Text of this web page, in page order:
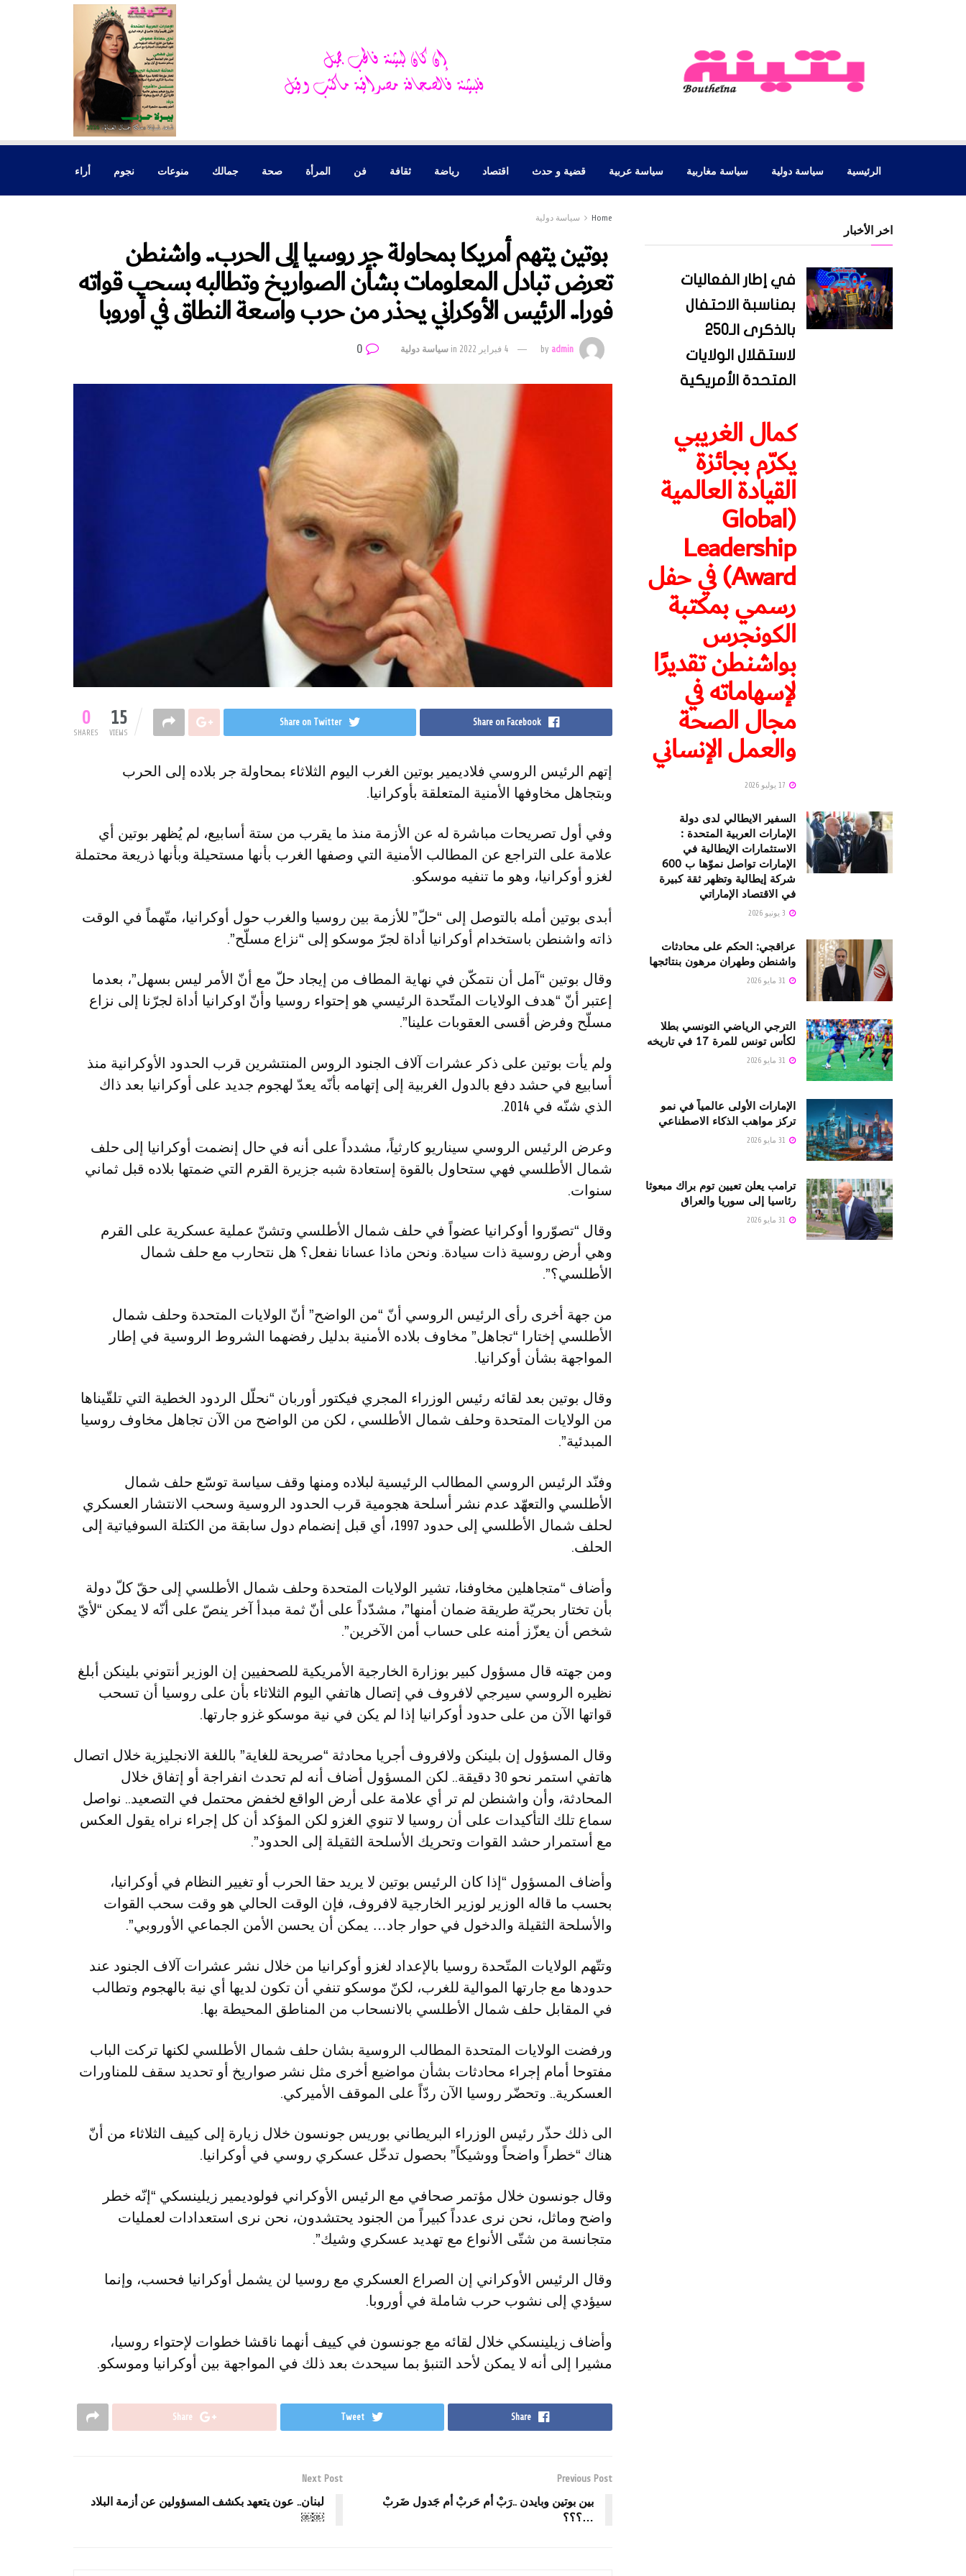
الرئيسية سياسة دولية سياسة مغاربية سياسة عربية قضية و حدث اقتصاد رياضة ثقافة فن المرأة صحة جمالك منوعات نجوم أراء
Home سياسة دولية
بوتين يتهم أمريكا بمحاولة جر روسيا إلى الحرب.. واشنطن
تعرض تبادل المعلومات بشأن الصواريخ وتطالبه بسحب قواته
فورا.. الرئيس الأوكراني يحذر من حرب واسعة النطاق في أوروبا
byadmin 4 فبراير 2022 inسياسة دولية
0
SHARES 15
VIEWS
Share on Facebook
Share on Twitter
إتهم الرئيس الروسي فلاديمير بوتين الغرب اليوم الثلاثاء بمحاولة جر بلاده إلى الحرب
وبتجاهل مخاوفها الأمنية المتعلقة بأوكرانيا.
وفي أول تصريحات مباشرة له عن الأزمة منذ ما يقرب من ستة أسابيع، لم يُظهر بوتين أي
علامة على التراجع عن المطالب الأمنية التي وصفها الغرب بأنها مستحيلة وبأنها ذريعة محتملة
لغزو أوكرانيا، وهو ما تنفيه موسكو.
أبدى بوتين أمله بالتوصل إلى “حلّ” للأزمة بين روسيا والغرب حول أوكرانيا، متّهماً في الوقت
ذاته واشنطن باستخدام أوكرانيا أداة لجرّ موسكو إلى “نزاع مسلّح”.
وقال بوتين “آمل أن نتمكّن في نهاية المطاف من إيجاد حلّ مع أنّ الأمر ليس بسهل”، بعدما
إعتبر أنّ “هدف الولايات المتّحدة الرئيسي هو إحتواء روسيا وأنّ اوكرانيا أداة لجرّنا إلى نزاع
مسلّح وفرض أقسى العقوبات علينا”.
ولم يأت بوتين على ذكر عشرات آلاف الجنود الروس المنتشرين قرب الحدود الأوكرانية منذ
أسابيع في حشد دفع بالدول الغربية إلى إتهامه بأنّه يعدّ لهجوم جديد على أوكرانيا بعد ذاك
الذي شنّه في 2014.
وعرض الرئيس الروسي سيناريو كارثياً، مشدداً على أنه في حال إنضمت أوكرانيا إلى حلف
شمال الأطلسي فهي ستحاول بالقوة إستعادة شبه جزيرة القرم التي ضمتها بلاده قبل ثماني
سنوات.
وقال “تصوّروا أوكرانيا عضواً في حلف شمال الأطلسي وتشنّ عملية عسكرية على القرم
وهي أرض روسية ذات سيادة. ونحن ماذا عسانا نفعل؟ هل نتحارب مع حلف شمال
الأطلسي؟”.
من جهة أخرى رأى الرئيس الروسي أنّ “من الواضح” أنّ الولايات المتحدة وحلف شمال
الأطلسي إختارا “تجاهل” مخاوف بلاده الأمنية بدليل رفضهما الشروط الروسية في إطار
المواجهة بشأن أوكرانيا.
وقال بوتين بعد لقائه رئيس الوزراء المجري فيكتور أوربان “نحلّل الردود الخطية التي تلقّيناها
من الولايات المتحدة وحلف شمال الأطلسي ، لكن من الواضح من الآن تجاهل مخاوف روسيا
المبدئية”.
وفنّد الرئيس الروسي المطالب الرئيسية لبلاده ومنها وقف سياسة توسّع حلف شمال
الأطلسي والتعهّد عدم نشر أسلحة هجومية قرب الحدود الروسية وسحب الانتشار العسكري
لحلف شمال الأطلسي إلى حدود 1997، أي قبل إنضمام دول سابقة من الكتلة السوفياتية إلى
الحلف.
وأضاف “متجاهلين مخاوفنا، تشير الولايات المتحدة وحلف شمال الأطلسي إلى حقّ كلّ دولة
بأن تختار بحريّة طريقة ضمان أمنها”، مشدّداً على أنّ ثمة مبدأ آخر ينصّ على أنّه لا يمكن “لأيّ
شخص أن يعزّز أمنه على حساب أمن الآخرين”.
ومن جهته قال مسؤول كبير بوزارة الخارجية الأمريكية للصحفيين إن الوزير أنتوني بلينكن أبلغ
نظيره الروسي سيرجي لافروف في إتصال هاتفي اليوم الثلاثاء بأن على روسيا أن تسحب
قواتها الآن من على حدود أوكرانيا إذا لم يكن في نية موسكو غزو جارتها.
وقال المسؤول إن بلينكن ولافروف أجريا محادثة “صريحة للغاية” باللغة الانجليزية خلال اتصال
هاتفي استمر نحو 30 دقيقة.. لكن المسؤول أضاف أنه لم تحدث انفراجة أو إتفاق خلال
المحادثة، وأن واشنطن لم تر أي علامة على أرض الواقع لخفض محتمل في التصعيد.. نواصل
سماع تلك التأكيدات على أن روسيا لا تنوي الغزو لكن المؤكد أن كل إجراء نراه يقول العكس
مع أستمرار حشد القوات وتحريك الأسلحة الثقيلة إلى الحدود”.
وأضاف المسؤول “إذا كان الرئيس بوتين لا يريد حقا الحرب أو تغيير النظام في أوكرانيا،
بحسب ما قاله الوزير لوزير الخارجية لافروف، فإن الوقت الحالي هو وقت سحب القوات
والأسلحة الثقيلة والدخول في حوار جاد… يمكن أن يحسن الأمن الجماعي الأوروبي”.
وتتّهم الولايات المتّحدة روسيا بالإعداد لغزو أوكرانيا من خلال نشر عشرات آلاف الجنود عند
حدودها مع جارتها الموالية للغرب، لكنّ موسكو تنفي أن تكون لديها أي نية بالهجوم وتطالب
في المقابل حلف شمال الأطلسي بالانسحاب من المناطق المحيطة بها.
ورفضت الولايات المتحدة المطالب الروسية بشان حلف شمال الأطلسي لكنها تركت الباب
مفتوحا أمام إجراء محادثات بشأن مواضيع أخرى مثل نشر صواريخ أو تحديد سقف للمناورات
العسكرية.. وتحضّر روسيا الآن ردّاً على الموقف الأميركي.
الى ذلك حذّر رئيس الوزراء البريطاني بوريس جونسون خلال زيارة إلى كييف الثلاثاء من أنّ
هناك “خطراً واضحاً ووشيكاً” بحصول تدخّل عسكري روسي في أوكرانيا.
وقال جونسون خلال مؤتمر صحافي مع الرئيس الأوكراني فولوديمير زيلينسكي “إنّه خطر
واضح وماثل، نحن نرى عدداً كبيراً من الجنود يحتشدون، نحن نرى استعدادات لعمليات
متجانسة من شتّى الأنواع مع تهديد عسكري وشيك”.
وقال الرئيس الأوكراني إن الصراع العسكري مع روسيا لن يشمل أوكرانيا فحسب، وإنما
سيؤدي إلى نشوب حرب شاملة في أوروبا.
وأضاف زيلينسكي خلال لقائه مع جونسون في كييف أنهما ناقشا خطوات لإحتواء روسيا،
مشيرا إلى أنه لا يمكن لأحد التنبؤ بما سيحدث بعد ذلك في المواجهة بين أوكرانيا وموسكو.
Share
Tweet
Share
Previous Post
بين بوتين وبايدن ..رَبْ أم حَربْ أم جَدول ضَربْ
…؟؟؟
Next Post
لبنان.. عون يتعهد بكشف المسؤولين عن أزمة البلاد
￼￼
اخر الأخبار
في إطار الفعاليات
بمناسبة الاحتفال
بالذكرى الـ250
لاستقلال الولايات
المتحدة الأمريكية
كمال الغريبي
يكرّم بجائزة
القيادة العالمية
(Global
Leadership
Award) في حفل
رسمي بمكتبة
الكونجرس
بواشنطن تقديرًا
لإسهاماته في
مجال الصحة
والعمل الإنساني
السفير الايطالي لدى دولة
الإمارات العربية المتحدة :
الاستثمارات الإيطالية في
الإمارات تواصل نموّها ب 600
شركة إيطالية وتظهر ثقة كبيرة
في الاقتصاد الإماراتي
عراقجي: الحكم على محادثات
واشنطن وطهران مرهون بنتائجها
الترجي الرياضي التونسي بطلا
لكأس تونس للمرة 17 في تاريخه
الإمارات الأولى عالمياً في نمو
تركز مواهب الذكاء الاصطناعي
ترامب يعلن تعيين توم براك مبعوثا
رئاسيا إلى سوريا والعراق